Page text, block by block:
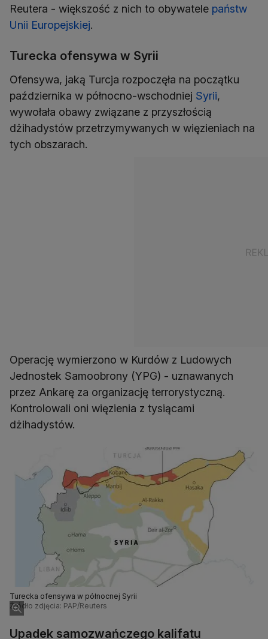
Reutera - większość z nich to obywatele państw
Unii Europejskiej.
Turecka ofensywa w Syrii
Ofensywa, jaką Turcja rozpoczęła na początku
października w północno-wschodniej Syrii,
wywołała obawy związane z przyszłością
dżihadystów przetrzymywanych w więzieniach na
tych obszarach.
Operację wymierzono w Kurdów z Ludowych
Jednostek Samoobrony (YPG) - uznawanych
przez Ankarę za organizację terrorystyczną.
Kontrolowali oni więzienia z tysiącami
dżihadystów.
Turecka ofensywa w północnej Syrii
Źródło zdjęcia: PAP/Reuters
Upadek samozwańczego kalifatu